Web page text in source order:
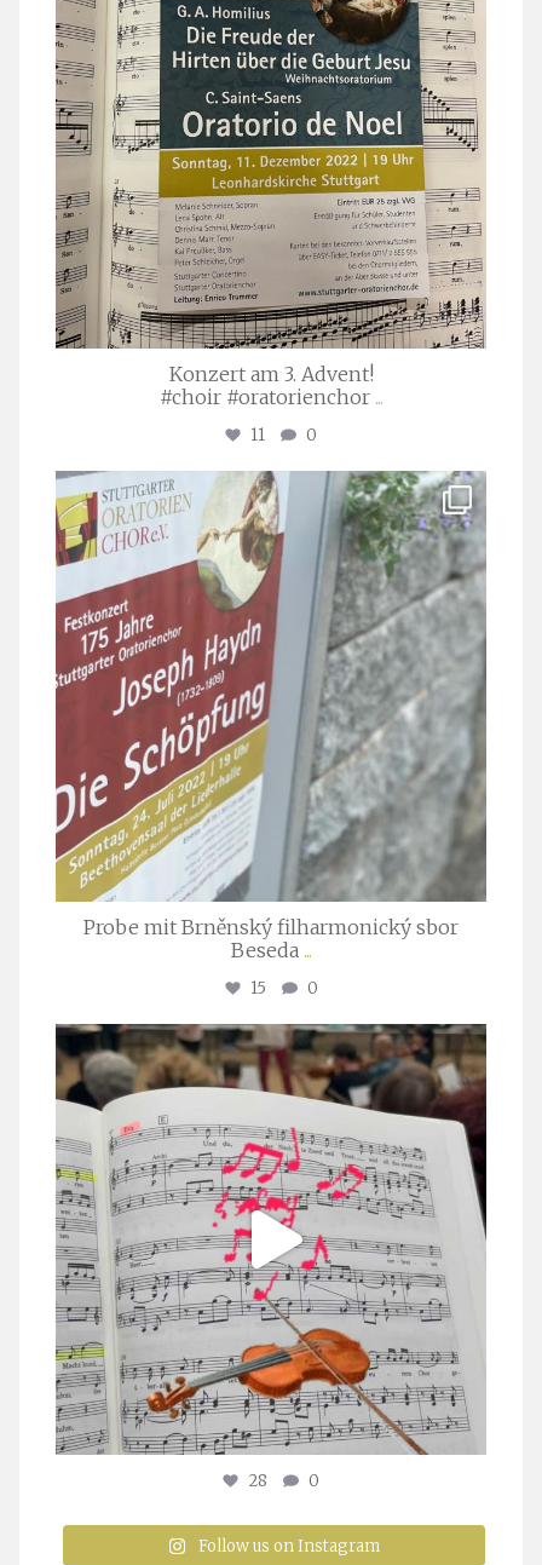
Konzert am 3. Advent!
#choir #oratorienchor ...
11 0
stuttgarter_oratorienchor
Juli 23
Probe mit Brněnský filharmonický sbor
Beseda ...
15 0
stuttgarter_oratorienchor
Juli 23
28 0
Follow us on Instagram